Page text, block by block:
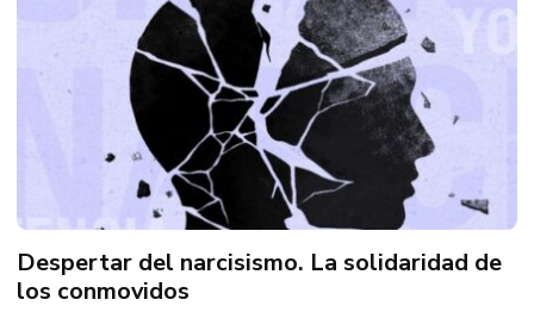
Despertar del narcisismo. La solidaridad de
los conmovidos